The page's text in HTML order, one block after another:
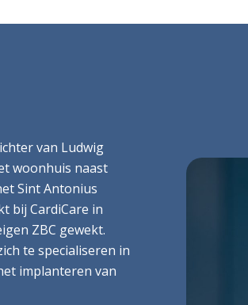
van Ludwig
woonhuis naast
Sint Antonius
bij CardiCare in
ZBC gewekt.
te specialiseren in
implanteren van